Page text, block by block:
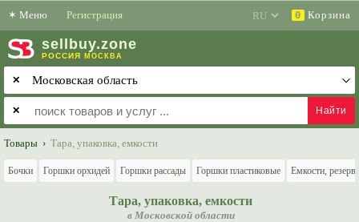
✶ Меню Регистрация 0 Корзина
sell buy.zone
РОССИЯ МОСКВА
✕
✕
Товары › Тара, упаковка, емкости
Бочки Горшки орхидей Горшки рассады Горшки пластиковые Емкости,
Тара, упаковка, емкости
в Московской области